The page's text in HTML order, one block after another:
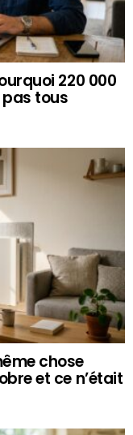
220 000
pas tous
chose
et ce n’était